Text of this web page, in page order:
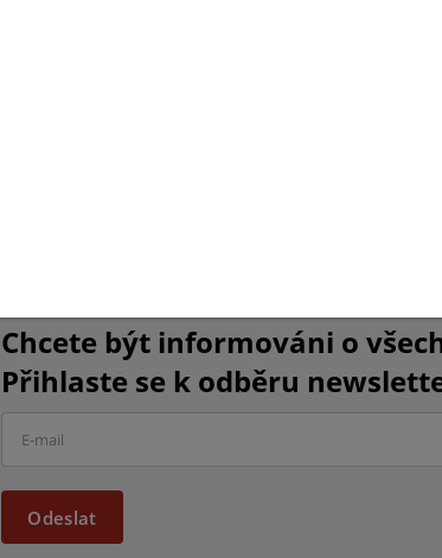
Chcete být informováni o
Přihlaste se k odběru
Odeslat